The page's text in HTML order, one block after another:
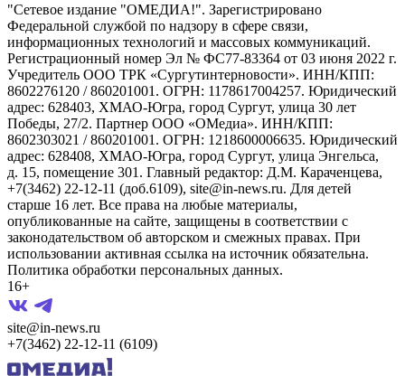
"Сетевое издание "ОМЕДИА!". Зарегистрировано
Федеральной службой по надзору в сфере связи,
информационных технологий и массовых коммуникаций.
Регистрационный номер Эл № ФС77-83364 от 03 июня 2022 г.
Учредитель ООО ТРК «Сургутинтерновости». ИНН/КПП:
8602276120 / 860201001. ОГРН: 1178617004257. Юридический
адрес: 628403, ХМАО-Югра, город Сургут, улица 30 лет
Победы, 27/2. Партнер ООО «ОМедиа». ИНН/КПП:
8602303021 / 860201001. ОГРН: 1218600006635. Юридический
адрес: 628408, ХМАО-Югра, город Сургут, улица Энгельса,
д. 15, помещение 301. Главный редактор: Д.М. Караченцева,
+7(3462) 22-12-11 (доб.6109), site@in-news.ru. Для детей
старше 16 лет. Все права на любые материалы,
опубликованные на сайте, защищены в соответствии с
законодательством об авторском и смежных правах. При
использовании активная ссылка на источник обязательна.
Политика обработки персональных данных.
16+
site@in-news.ru
+7(3462) 22-12-11 (6109)